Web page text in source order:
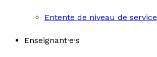
Entente de niveau de service
Enseignant·e·s